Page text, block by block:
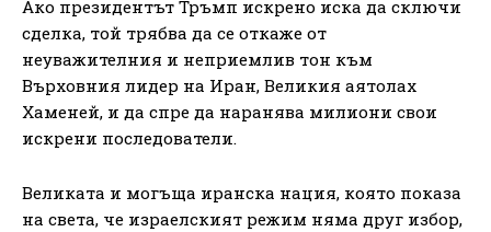
Ако президентът Тръмп искрено иска да сключи
сделка, той трябва да се откаже от
неуважителния и неприемлив тон към
Върховния лидер на Иран, Великия аятолах
Хаменей, и да спре да наранява милиони свои
искрени последователи.
Великата и могъща иранска нация, която показа
на света, че израелският режим няма друг избор,